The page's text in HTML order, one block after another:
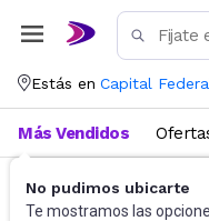
Estás en Capital
No pudimos ubicarte
Te mostramos las
Más Vendidos
Accesorios para autos